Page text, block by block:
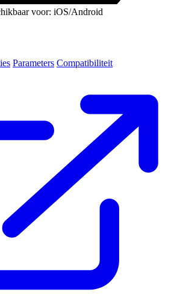
voor: iOS/Android
Parameters Compatibiliteit